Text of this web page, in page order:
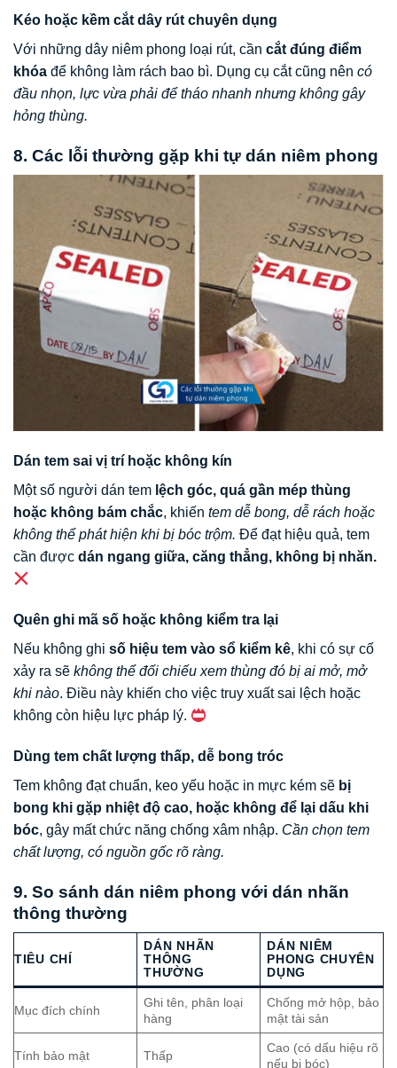
Kéo hoặc kềm cắt dây rút chuyên dụng
Với những dây niêm phong loại rút, cần cắt đúng điểm
khóa để không làm rách bao bì. Dụng cụ cắt cũng nên có
đầu nhọn, lực vừa phải để tháo nhanh nhưng không gây
hỏng thùng.
8. Các lỗi thường gặp khi tự dán niêm phong
Dán tem sai vị trí hoặc không kín
Một số người dán tem lệch góc, quá gần mép thùng
hoặc không bám chắc, khiến tem dễ bong, dễ rách hoặc
không thể phát hiện khi bị bóc trộm. Để đạt hiệu quả, tem
cần được dán ngang giữa, căng thẳng, không bị nhăn.
Quên ghi mã số hoặc không kiểm tra lại
Nếu không ghi số hiệu tem vào sổ kiểm kê, khi có sự cố
xảy ra sẽ không thể đối chiếu xem thùng đó bị ai mở, mở
khi nào. Điều này khiến cho việc truy xuất sai lệch hoặc
không còn hiệu lực pháp lý.
Dùng tem chất lượng thấp, dễ bong tróc
Tem không đạt chuẩn, keo yếu hoặc in mực kém sẽ bị
bong khi gặp nhiệt độ cao, hoặc không để lại dấu khi
bóc, gây mất chức năng chống xâm nhập. Cần chọn tem
chất lượng, có nguồn gốc rõ ràng.
9. So sánh dán niêm phong với dán nhãn
thông thường
TIÊU CHÍ
DÁN NHÃN
THÔNG
THƯỜNG
DÁN NIÊM
PHONG CHUYÊN
DỤNG
Mục đích chính
Ghi tên, phân loại
hàng
Chống mở hộp, bảo
mật tài sản
Tính bảo mật Thấp
Cao (có dấu hiệu rõ
nếu bị bóc)